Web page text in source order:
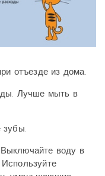
отъезде из дома.
Лучше мыть в
воду в